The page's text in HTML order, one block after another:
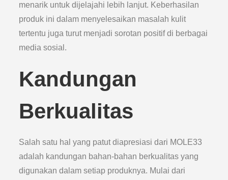
menarik untuk dijelajahi lebih lanjut. Keberhasilan
produk ini dalam menyelesaikan masalah kulit
tertentu juga turut menjadi sorotan positif di berbagai
media sosial.
Kandungan
Berkualitas
Salah satu hal yang patut diapresiasi dari MOLE33
adalah kandungan bahan-bahan berkualitas yang
digunakan dalam setiap produknya. Mulai dari